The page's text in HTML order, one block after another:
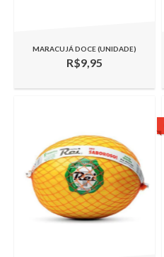
MARACUJÁ DOCE (UNIDADE)
R$9,95